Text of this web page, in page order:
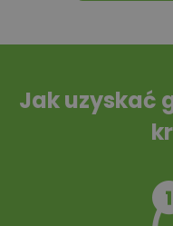
10 projektów małej
Jak uzyskać